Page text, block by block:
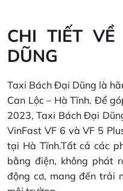
CHI TIẾT
DŨNG
Taxi Bách Đại Dũng là
Can Lộc – Hà Tĩnh. Để
2023, Taxi Bách Đại
VinFast VF 6 và VF 5
tại Hà Tĩnh.Tất cả các
bằng điện, không phát
động cơ, mang đến trải